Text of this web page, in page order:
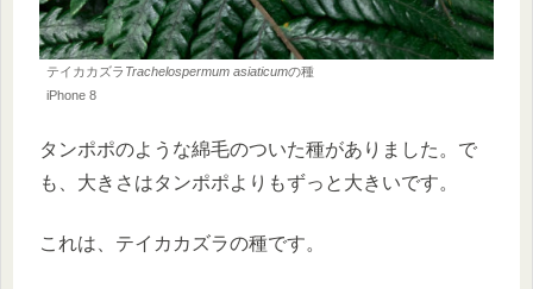
テイカカズラ Trachelospermum asiaticumの種
iPhone 8
タンポポのような綿毛のついた種がありました。で
も、大きさはタンポポよりもずっと大きいです。
これは、テイカカズラの種です。